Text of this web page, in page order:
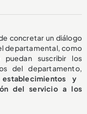
concretar un diálogo
departamental, como
suscribir los
del departamento,
y
del servicio a los